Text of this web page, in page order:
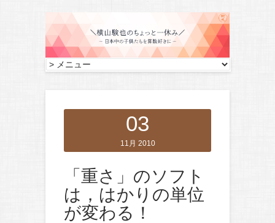
03
11月 2010
「重さ」のソフト
は，はかりの単位
が変わる！